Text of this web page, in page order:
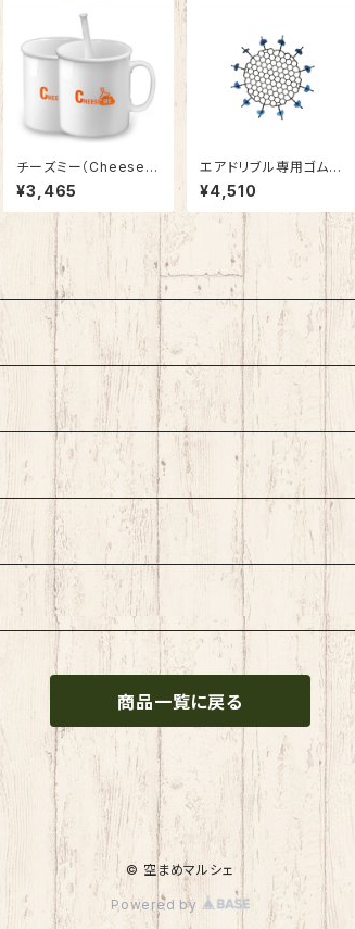
チーズミー（CheeseM
e）で手作りフレッシュチ
ーズを楽しもう！
¥3,465
エアドリブル専用ゴムネ
ット 最新版 バスケット
ボール ドリブル練習 室
内 静か 音が響きにくい
低騒音 自主練 リビング
で練習 AirDribble トレ
ーニング用品
¥4,510
商品一覧に戻る
© 空まめマルシェ
Powered by